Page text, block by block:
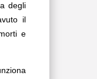
degli
il
e